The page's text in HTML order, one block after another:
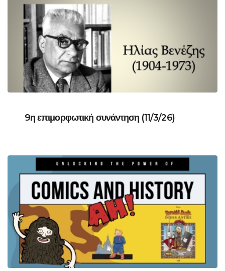
9η επιμορφωτική συνάντηση (11/3/26)